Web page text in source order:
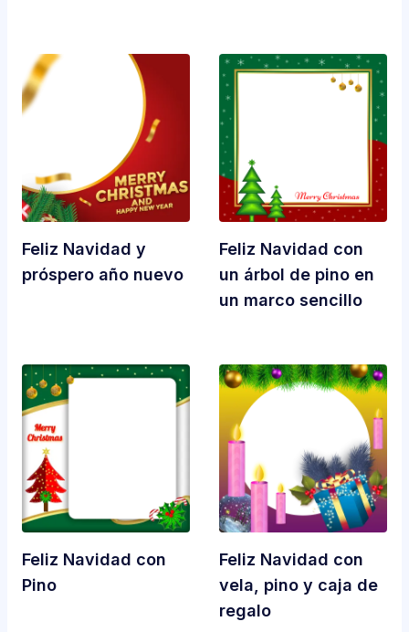
Feliz Navidad y
próspero año nuevo
Feliz Navidad con
un árbol de pino en
un marco sencillo
Feliz Navidad con
Pino
Feliz Navidad con
vela, pino y caja de
regalo